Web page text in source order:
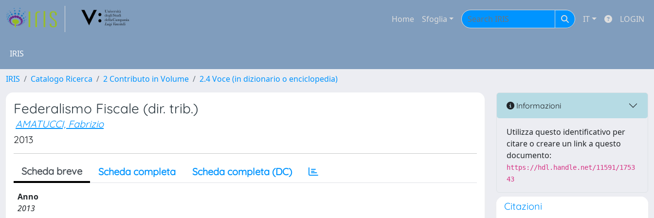
Home Sfoglia IT LOGIN
IRIS
IRIS Catalogo Ricerca 2 Contributo in Volume 2.4 Voce (in dizionario o enciclopedia)
Federalismo Fiscale (dir. trib.)
AMATUCCI, Fabrizio
2013
Scheda breve Scheda completa Scheda completa (DC)
Anno
2013
Informazioni
Utilizza questo identificativo per
citare o creare un link a questo
documento:
https://hdl.handle.net/11591/1753
43
Citazioni